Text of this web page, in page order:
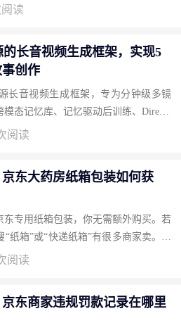
物。 下载地址：京东官方下载 为...
读
长音视频生成框架，实现5
创作
长音视频生成框架，专为分钟级多镜
态记忆库、记忆驱动后训练、Directo
时超分四大技术创新，解决长视频...
阅读
东大药房纸箱包装如何获
专用纸箱包装，你无需额外购买。若
纸箱”或“快递纸箱”有很多商家卖。京
买药时如需格外加固，下单备注“加
阅读
东商家违规罚款记录在哪里